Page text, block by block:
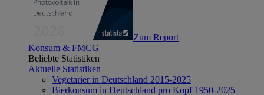
Zum Report
Konsum & FMCG
Beliebte Statistiken
Aktuelle Statistiken
Vegetarier in Deutschland 2015-2025
Bierkonsum in Deutschland pro Kopf 1950-2025